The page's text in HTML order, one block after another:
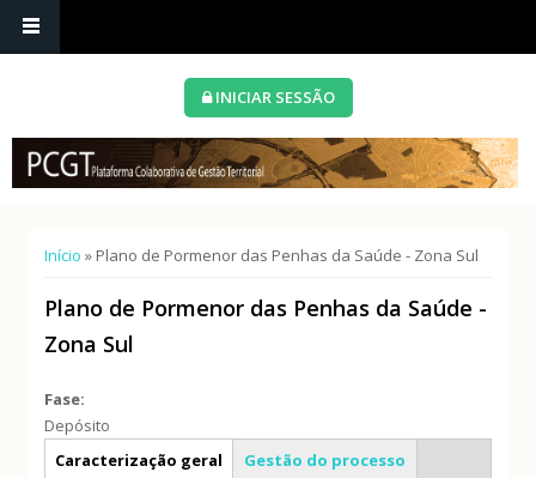
INICIAR SESSÃO
Está aqui
Início » Plano de Pormenor das Penhas da Saúde - Zona Sul
Plano de Pormenor das Penhas da Saúde -
Zona Sul
Fase:
Depósito
Info geral
Caracterização geral Gestão do processo